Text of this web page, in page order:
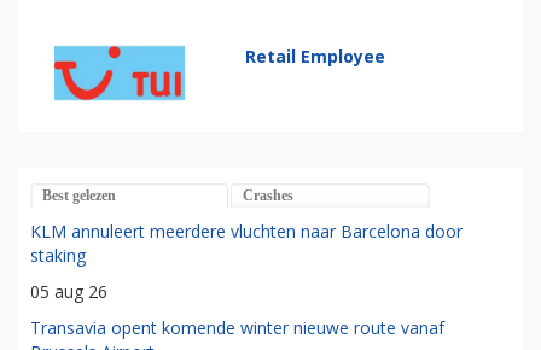
Retail Employee
Best gelezen Crashes
KLM annuleert meerdere vluchten naar Barcelona door
staking
05 aug 26
Transavia opent komende winter nieuwe route vanaf